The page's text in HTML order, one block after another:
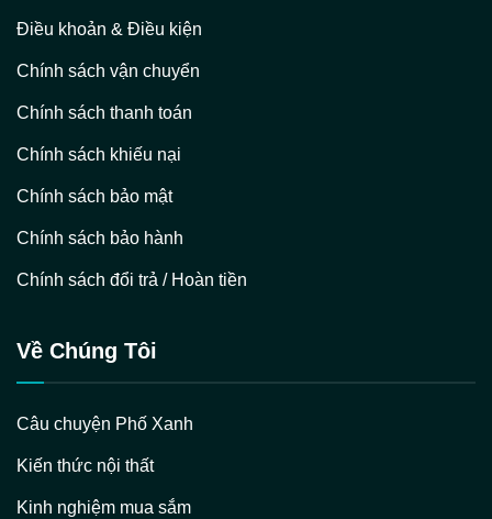
Điều khoản & Điều kiện
Chính sách vận chuyển
Chính sách thanh toán
Chính sách khiếu nại
Chính sách bảo mật
Chính sách bảo hành
Chính sách đổi trả / Hoàn tiền
Về Chúng Tôi
Câu chuyện Phố Xanh
Kiến thức nội thất
Kinh nghiệm mua sắm